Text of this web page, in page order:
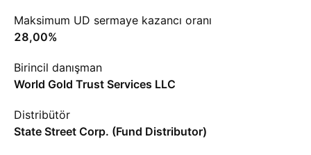
Maksimum UD sermaye kazancı oranı
28,00%
Birincil danışman
World Gold Trust Services LLC
Distribütör
State Street Corp. (Fund Distributor)